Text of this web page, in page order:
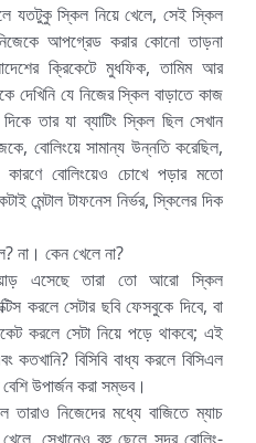
যতটুকু স্কিল নিয়ে খেলে, সেই স্কিল
আপগ্রেড করার কোনো তাড়না
ক্রিকেটে মুধফিক, তামিম আর
দেখিনি যে নিজের স্কিল বাড়াতে কাজ
তার যা ব্যাটিং স্কিল ছিল সেখান
বোলিংয়ে সামান্য উন্নতি করেছিল,
কারণে বোলিংয়েও চোখে পড়ার মতো
মেন্টাল টাফনেস নির্ভর, স্কিলের দিক
না। কেন খেলে না?
এসেছে তারা তো আরো স্কিল
করলে সেটার ছবি ফেসবুকে দিবে, বা
করলে সেটা নিয়ে পড়ে থাকবে; এই
বিসিবি বাধ্য করলে বিসিএল
উপার্জন করা সম্ভব।
তারাও নিজেদের মধ্যে বাজিতে ম্যাচ